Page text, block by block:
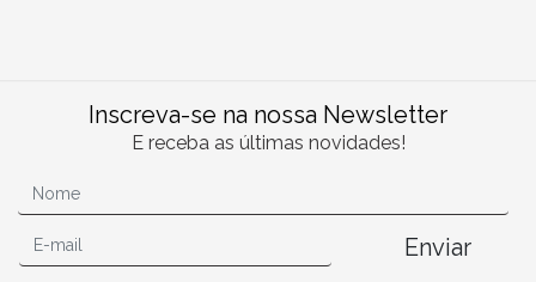
Inscreva-se na nossa Newsletter
E receba as últimas novidades!
Enviar